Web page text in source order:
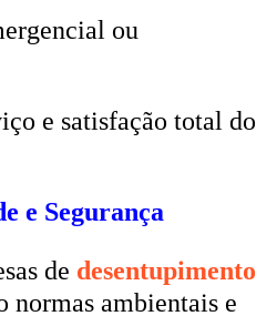
ou
e satisfação total do
e Segurança
de desentupimento
normas ambientais e